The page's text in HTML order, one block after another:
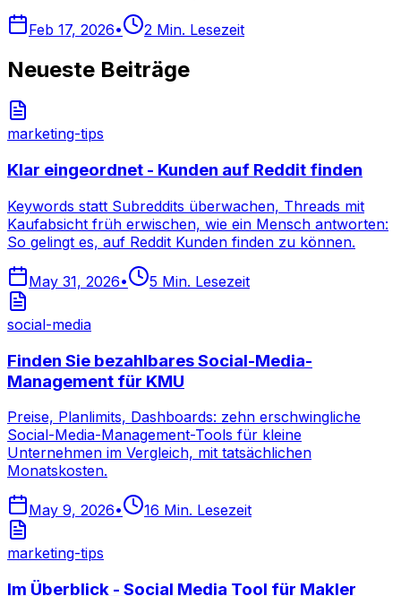
Feb 17, 2026• 2 Min. Lesezeit
Neueste Beiträge
marketing-tips
Klar eingeordnet - Kunden auf Reddit finden
Keywords statt Subreddits überwachen, Threads mit
Kaufabsicht früh erwischen, wie ein Mensch antworten:
So gelingt es, auf Reddit Kunden finden zu können.
May 31, 2026• 5 Min. Lesezeit
social-media
Finden Sie bezahlbares Social-Media-
Management für KMU
Preise, Planlimits, Dashboards: zehn erschwingliche
Social-Media-Management-Tools für kleine
Unternehmen im Vergleich, mit tatsächlichen
Monatskosten.
May 9, 2026• 16 Min. Lesezeit
marketing-tips
Im Überblick - Social Media Tool für Makler